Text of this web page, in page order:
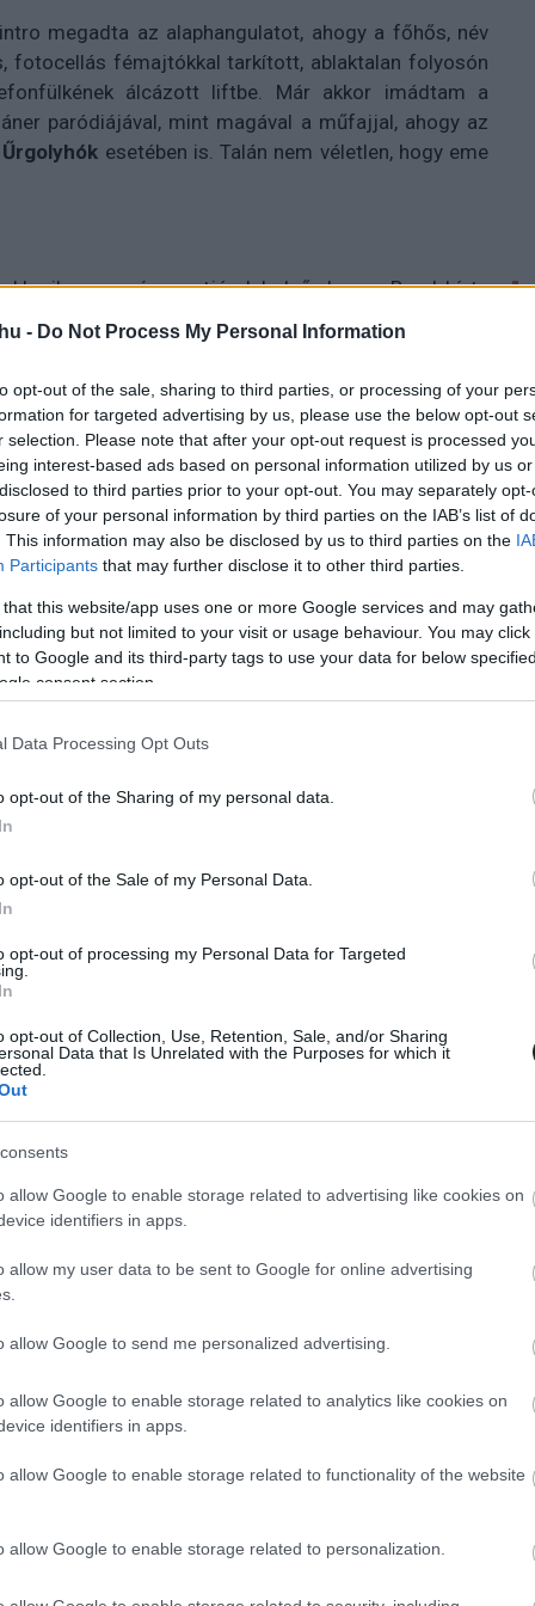
- Do Not Process My Personal Information
opt-out of the sale, sharing to third parties, or processing of your
for targeted advertising by us, please use the below opt-out
selection. Please note that after your opt-out request is processed
interest-based ads based on personal information utilized by us
to third parties prior to your opt-out. You may separately
of your personal information by third parties on the IAB’s list of
This information may also be disclosed by us to third parties on the
Participants that may further disclose it to other third parties.
that this website/app uses one or more Google services and may
but not limited to your visit or usage behaviour. You may
to Google and its third-party tags to use your data for below
consent section.
Data Processing Opt Outs
opt-out of the Sharing of my personal data.
opt-out of the Sale of my Personal Data.
opt-out of processing my Personal Data for Targeted
opt-out of Collection, Use, Retention, Sale, and/or Sharing
Data that Is Unrelated with the Purposes for which it
allow Google to enable storage related to advertising like cookies on
identifiers in apps.
allow my user data to be sent to Google for online advertising
allow Google to send me personalized advertising.
allow Google to enable storage related to analytics like cookies on
identifiers in apps.
allow Google to enable storage related to functionality of the website
allow Google to enable storage related to personalization.
megadta az alaphangulatot, ahogy a főhős, név
fotocellás fémajtókkal tarkított, ablaktalan folyosón
álcázott liftbe. Már akkor imádtam a
paródiájával, mint magával a műfajjal, ahogy az
Űrgolyhók esetében is. Talán nem véletlen, hogy eme
a csúcspontján leledző James Bond hívta
akkor meglátta a paródia lehetőségét, de ahelyett,
látta meg a potenciált (elvégre
a Bond, valamint a kémmánia lecsillapodásának
a tengerentúlon. 2008-ra úgy gondolták, hogy
a szériát egy eredetsztori formájában a hősök
Jason Bourne és James Bond is begorombult,
utoljára, Johnny English meg annyira angol,
a zsánernek, a Get Smart pedig (a borzasztó
leírni) abszolút kiváló alapanyagnak bizonyult. Mel
rendezőnek sikerült leszerződtetni a kevés
Segalt ( Ki nevel a végén?, Az 50 első randi
pisztoly 33 1/3
-ot is ő dirigálta, főszereplőknek
nagyot hasító Steve Carrelt, az éppen komoly
utolsó Anne Hathawayt, a már akkor is hiper laza
Alan Arkin-t, aki pont Carrell mellett nyújtott
lenne ez a mozi, mint a bemutatásakor. Az
kémvígjáték lett és mérsékelt siker.
az elmúlt években remélhetett. A paródiák
szemezgetett jelenetek gusztustalan
Seltzer páros akkori ámokfutására -, és ezt
nem ment át színtiszta gúnyrajzba, mint az